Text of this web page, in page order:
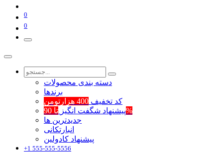
0
0
دسته بندی محصولات
برند‌ها
کد تخفیف 400 هزارتومن
پیشنهاد شگفت انگیزتا 90%
جدیدترین ها
انبارتکانی
پیشنهاد کادولین
+1 555-555-5556